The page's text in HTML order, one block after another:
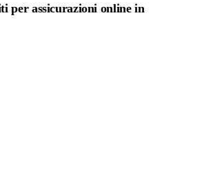
per assicurazioni online in